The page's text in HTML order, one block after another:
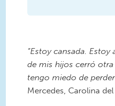
“Estoy cansada. Estoy
de mis hijos cerró
tengo miedo de
Mercedes, Carolina